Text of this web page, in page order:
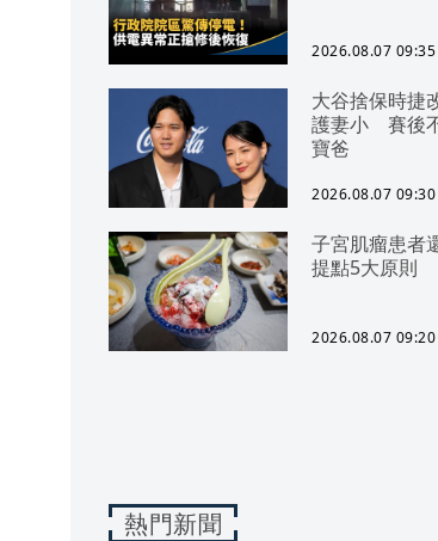
2026.08.07 09:35
大谷捨保時捷
護妻小 賽後
寶爸
2026.08.07 09:30
子宮肌瘤患者
提點5大原則
2026.08.07 09:20
熱門新聞